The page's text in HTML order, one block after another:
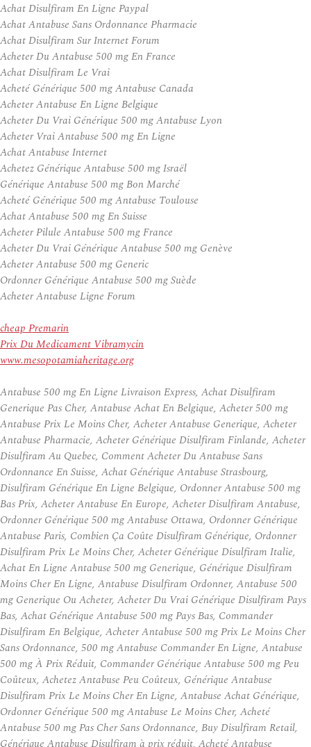
Achat Disulfiram En Ligne Paypal
Achat Antabuse Sans Ordonnance Pharmacie
Achat Disulfiram Sur Internet Forum
Acheter Du Antabuse 500 mg En France
Achat Disulfiram Le Vrai
Acheté Générique 500 mg Antabuse Canada
Acheter Antabuse En Ligne Belgique
Acheter Du Vrai Générique 500 mg Antabuse Lyon
Acheter Vrai Antabuse 500 mg En Ligne
Achat Antabuse Internet
Achetez Générique Antabuse 500 mg Israël
Générique Antabuse 500 mg Bon Marché
Acheté Générique 500 mg Antabuse Toulouse
Achat Antabuse 500 mg En Suisse
Acheter Pilule Antabuse 500 mg France
Acheter Du Vrai Générique Antabuse 500 mg Genève
Acheter Antabuse 500 mg Generic
Ordonner Générique Antabuse 500 mg Suède
Acheter Antabuse Ligne Forum
cheap Premarin
Prix Du Medicament Vibramycin
www.mesopotamiaheritage.org
Antabuse 500 mg En Ligne Livraison Express, Achat Disulfiram
Generique Pas Cher, Antabuse Achat En Belgique, Acheter 500 mg
Antabuse Prix Le Moins Cher, Acheter Antabuse Generique, Acheter
Antabuse Pharmacie, Acheter Générique Disulfiram Finlande, Acheter
Disulfiram Au Quebec, Comment Acheter Du Antabuse Sans
Ordonnance En Suisse, Achat Générique Antabuse Strasbourg,
Disulfiram Générique En Ligne Belgique, Ordonner Antabuse 500 mg
Bas Prix, Acheter Antabuse En Europe, Acheter Disulfiram Antabuse,
Ordonner Générique 500 mg Antabuse Ottawa, Ordonner Générique
Antabuse Paris, Combien Ça Coûte Disulfiram Générique, Ordonner
Disulfiram Prix Le Moins Cher, Acheter Générique Disulfiram Italie,
Achat En Ligne Antabuse 500 mg Generique, Générique Disulfiram
Moins Cher En Ligne, Antabuse Disulfiram Ordonner, Antabuse 500
mg Generique Ou Acheter, Acheter Du Vrai Générique Disulfiram Pays
Bas, Achat Générique Antabuse 500 mg Pays Bas, Commander
Disulfiram En Belgique, Acheter Antabuse 500 mg Prix Le Moins Cher
Sans Ordonnance, 500 mg Antabuse Commander En Ligne, Antabuse
500 mg À Prix Réduit, Commander Générique Antabuse 500 mg Peu
Coûteux, Achetez Antabuse Peu Coûteux, Générique Antabuse
Disulfiram Prix Le Moins Cher En Ligne, Antabuse Achat Générique,
Ordonner Générique 500 mg Antabuse Le Moins Cher, Acheté
Antabuse 500 mg Pas Cher Sans Ordonnance, Buy Disulfiram Retail,